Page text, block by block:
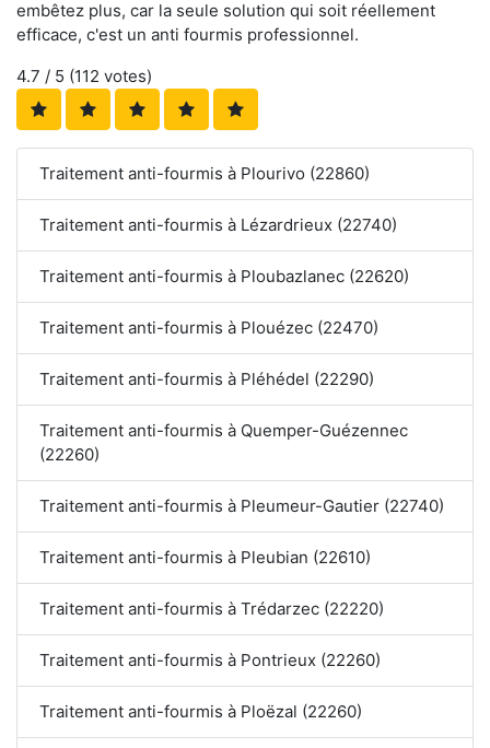
embêtez plus, car la seule solution qui soit réellement
efficace, c'est un anti fourmis professionnel.
4.7 / 5 (112 votes)
Traitement anti-fourmis à Plourivo (22860)
Traitement anti-fourmis à Lézardrieux (22740)
Traitement anti-fourmis à Ploubazlanec (22620)
Traitement anti-fourmis à Plouézec (22470)
Traitement anti-fourmis à Pléhédel (22290)
Traitement anti-fourmis à Quemper-Guézennec
(22260)
Traitement anti-fourmis à Pleumeur-Gautier (22740)
Traitement anti-fourmis à Pleubian (22610)
Traitement anti-fourmis à Trédarzec (22220)
Traitement anti-fourmis à Pontrieux (22260)
Traitement anti-fourmis à Ploëzal (22260)